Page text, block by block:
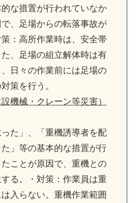
な措置が行われていなか
、足場からの転落事故が
：高所作業時は、安全帯
、足場の組立解体時は有
日々の作業前には足場の
策を行う。
機械・クレーン等災害）
った」、「重機誘導者を配
」等の基本的な措置が行
ことが原因で、重機との
る。・対策：作業員は重
入らない。重機作業範囲